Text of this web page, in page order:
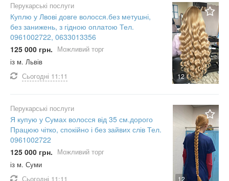
12
Перукарські послуги
Куплю у Лвові довге волосся.без метушні,
без занижень, з гідною оплатою Тел.
0961002722, 0633013356
125 000 грн. Можливий торг
із м. Львів
Сьогодні 11:11
12
Перукарські послуги
Я купую у Сумах волосся від 35 см.дорого
Працюю чітко, спокійно і без зайвих слів Тел.
0961002722
125 000 грн. Можливий торг
із м. Суми
Сьогодні 11:11